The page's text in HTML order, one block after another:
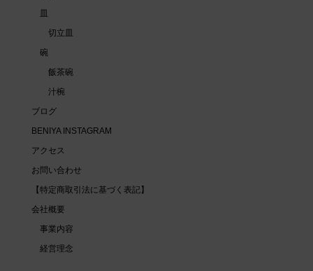
皿
切立皿
碗
飯茶碗
汁椀
ブログ
BENIYA INSTAGRAM
アクセス
お問い合わせ
【特定商取引法に基づく表記】
会社概要
事業内容
経営理念